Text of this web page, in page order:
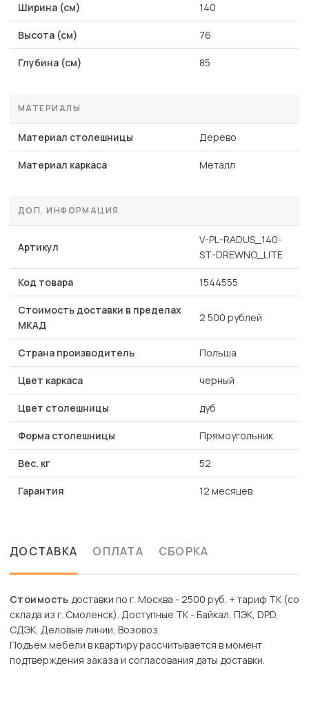
Ширина (см) 140
Высота (см) 76
Глубина (см) 85
МАТЕРИАЛЫ
Материал столешницы Дерево
Материал каркаса Металл
ДОП. ИНФОРМАЦИЯ
Артикул
V-PL-RADUS_140-
ST-DREWNO_LITE
Код товара 1544555
Стоимость доставки в пределах
МКАД
2 500 рублей
Страна производитель Польша
Цвет каркаса черный
Цвет столешницы дуб
Форма столешницы Прямоугольник
Вес, кг 52
Гарантия 12 месяцев
ДОСТАВКА ОПЛАТА СБОРКА
Стоимость доставки по г. Москва - 2500 руб. + тариф ТК (со
склада из г. Смоленск). Доступные ТК - Байкал, ПЭК, DPD,
СДЭК, Деловые линии, Возовоз.
Подъем мебели в квартиру рассчитывается в момент
подтверждения заказа и согласования даты доставки.